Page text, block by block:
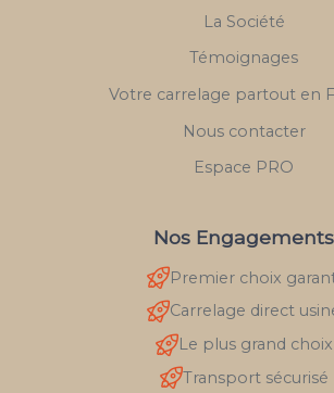
La Société
Témoignages
Votre carrelage partout en
Nous contacter
Espace PRO
Nos Engagements
Premier choix
Carrelage direct
Le plus grand choix
Transport sécurisé